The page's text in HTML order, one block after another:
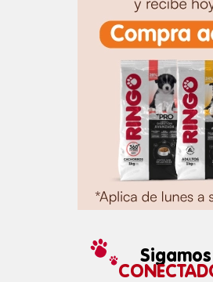
Sigamos